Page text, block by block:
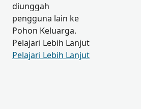
diunggah
pengguna lain ke
Pohon Keluarga.
Pelajari Lebih Lanjut
Pelajari Lebih Lanjut